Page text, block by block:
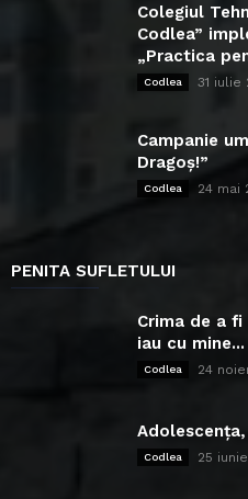
Colegiul
Codlea”
„Practica
Codlea 31 iulie
Campanie
Dragoș!”
Codlea 24 mai
PENITA SUFLETULUI
Crima de a
iau cu mine...
Codlea 24
Codlea 25